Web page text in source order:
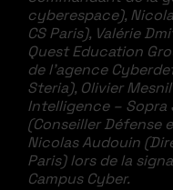
cyberespace),
CS Paris), Valérie
Quest Education
de l’agence
Steria), Olivier
Intelligence – Sopra
(Conseiller Défense
Nicolas Audouin
Paris) lors de la
Campus Cyber.